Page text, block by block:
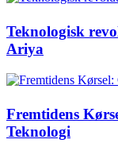
Teknologisk
Ariya
Fremtidens
Teknologi